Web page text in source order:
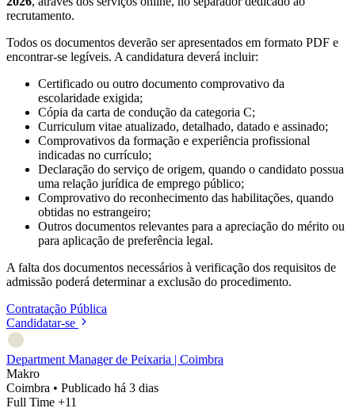
recrutamento.
Todos os documentos deverão ser apresentados em formato PDF e
encontrar-se legíveis. A candidatura deverá incluir:
Certificado ou outro documento comprovativo da
escolaridade exigida;
Cópia da carta de condução da categoria C;
Curriculum vitae atualizado, detalhado, datado e assinado;
Comprovativos da formação e experiência profissional
indicadas no currículo;
Declaração do serviço de origem, quando o candidato possua
uma relação jurídica de emprego público;
Comprovativo do reconhecimento das habilitações, quando
obtidas no estrangeiro;
Outros documentos relevantes para a apreciação do mérito ou
para aplicação de preferência legal.
A falta dos documentos necessários à verificação dos requisitos de
admissão poderá determinar a exclusão do procedimento.
Contratação Pública
Candidatar-se
Department Manager de Peixaria | Coimbra
Makro
Coimbra • Publicado há 3 dias
Full Time +11